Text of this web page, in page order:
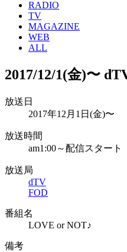
RADIO
TV
MAGAZINE
WEB
ALL
2017/12/1(金)〜
放送日
2017年12月1日(金)〜
放送時間
am1:00～配信スタート
放送局
dTV
FOD
番組名
LOVE or NOT♪
備考